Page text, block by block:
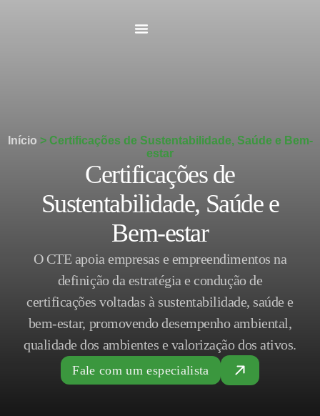
Início > Certificações de Sustentabilidade, Saúde e Bem-
estar
Certificações de
Sustentabilidade, Saúde e
Bem-estar
O CTE apoia empresas e empreendimentos na
definição da estratégia e condução de
certificações voltadas à sustentabilidade, saúde e
bem-estar, promovendo desempenho ambiental,
qualidade dos ambientes e valorização dos ativos.
Fale com um especialista